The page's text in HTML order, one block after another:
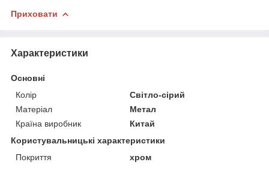
Приховати
Характеристики
Основні
Колір
Світло-сірий
Матеріал
Метал
Країна виробник
Китай
Користувальницькі характеристики
Покриття
хром